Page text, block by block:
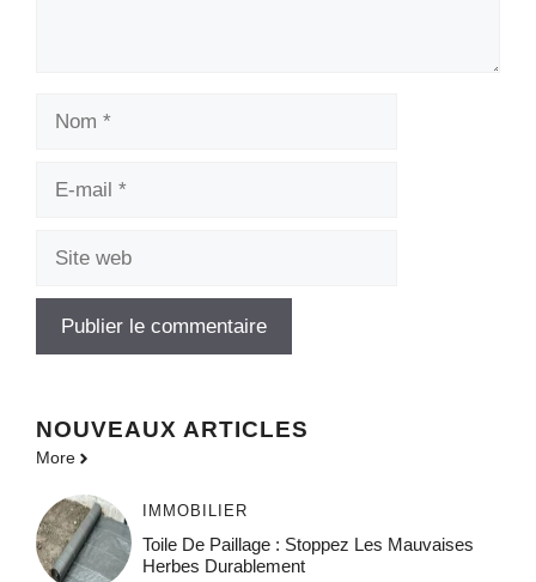
NOUVEAUX ARTICLES
More
IMMOBILIER
Toile De Paillage : Stoppez Les Mauvaises
Herbes Durablement